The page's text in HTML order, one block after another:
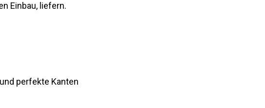
Einbau, liefern.
perfekte Kanten